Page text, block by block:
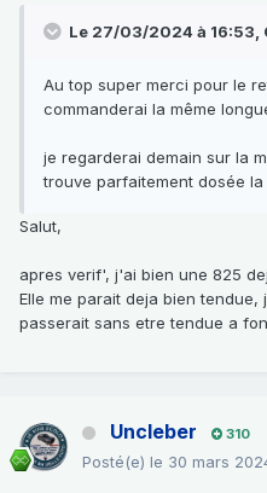
ensuite c'est la pompe de
Selon les cas c'est plus ou
souvent grippé à cet endroit la
A dispo biensur si tu as
Le 27/03/2024 à 16:53,
Au top super merci pour le
commanderai la même
je regarderai demain sur la
trouve parfaitement dosée la
Salut,
apres verif', j'ai bien une 825
Elle me parait deja bien
passerait sans etre tendue a
Uncleber 310
Posté(e) le 30 mars